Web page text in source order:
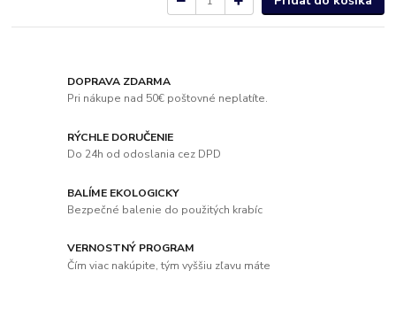
DOPRAVA ZDARMA
Pri nákupe nad 50€ poštovné neplatíte.
RÝCHLE DORUČENIE
Do 24h od odoslania cez DPD
BALÍME EKOLOGICKY
Bezpečné balenie do použitých krabíc
VERNOSTNÝ PROGRAM
Čím viac nakúpite, tým vyššiu zľavu máte